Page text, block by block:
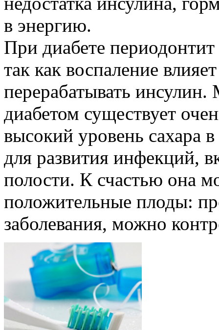
в энергию.
При диабете
так как воспаление
перерабатывать
диабетом существует
высокий уровень сахара
для развития инфекций,
полости. К счастью она
положительные плоды:
заболевания, можно